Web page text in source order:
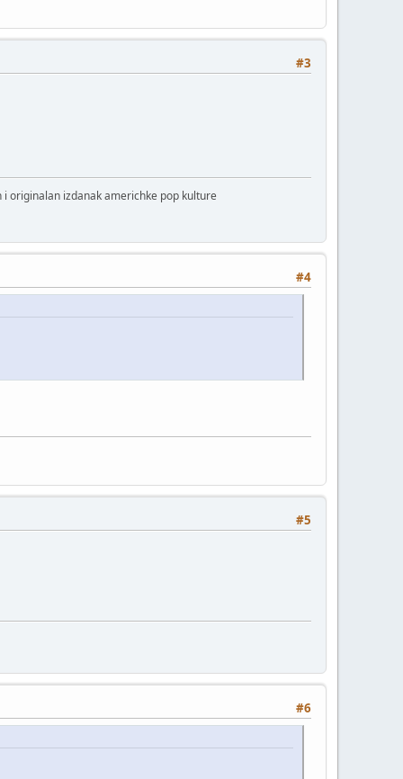
#3
originalan izdanak americhke pop kulture
#4
#5
#6